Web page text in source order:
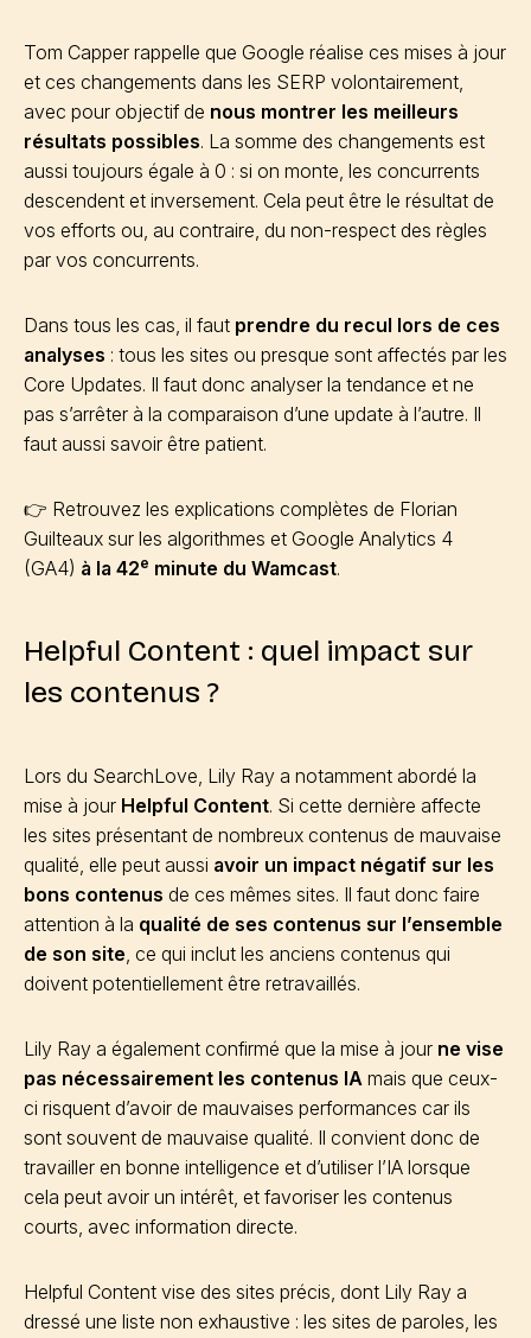
Tom Capper rappelle que Google réalise ces mises à jour
et ces changements dans les SERP volontairement,
avec pour objectif de nous montrer les meilleurs
résultats possibles. La somme des changements est
aussi toujours égale à 0 : si on monte, les concurrents
descendent et inversement. Cela peut être le résultat de
vos efforts ou, au contraire, du non-respect des règles
par vos concurrents.
Dans tous les cas, il faut prendre du recul lors de ces
analyses : tous les sites ou presque sont affectés par les
Core Updates. Il faut donc analyser la tendance et ne
pas s’arrêter à la comparaison d’une update à l’autre. Il
faut aussi savoir être patient.
👉 Retrouvez les explications complètes de Florian
Guilteaux sur les algorithmes et Google Analytics 4
(GA4) à la 42e minute du Wamcast.
Helpful Content : quel impact sur
les contenus ?
Lors du SearchLove, Lily Ray a notamment abordé la
mise à jour Helpful Content. Si cette dernière affecte
les sites présentant de nombreux contenus de mauvaise
qualité, elle peut aussi avoir un impact négatif sur les
bons contenus de ces mêmes sites. Il faut donc faire
attention à la qualité de ses contenus sur l’ensemble
de son site, ce qui inclut les anciens contenus qui
doivent potentiellement être retravaillés.
Lily Ray a également confirmé que la mise à jour ne vise
pas nécessairement les contenus IA mais que ceux-
ci risquent d’avoir de mauvaises performances car ils
sont souvent de mauvaise qualité. Il convient donc de
travailler en bonne intelligence et d’utiliser l’IA lorsque
cela peut avoir un intérêt, et favoriser les contenus
courts, avec information directe.
Helpful Content vise des sites précis, dont Lily Ray a
dressé une liste non exhaustive : les sites de paroles, les